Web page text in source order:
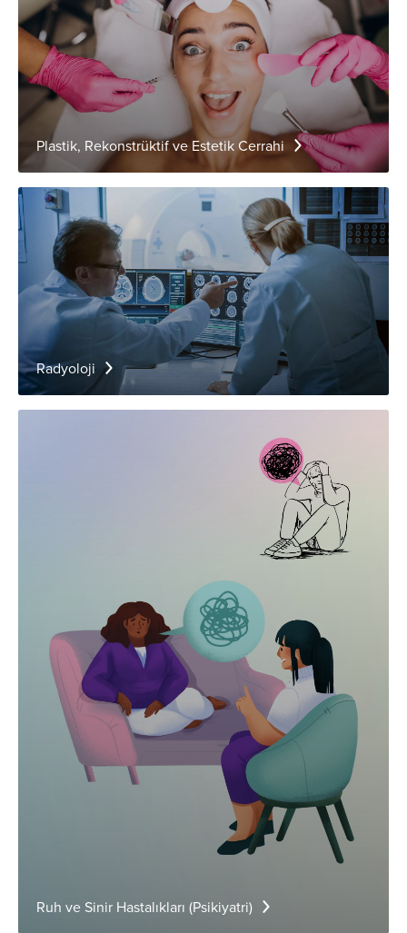
Plastik, Rekonstrüktif ve Estetik Cerrahi
Radyoloji
Ruh ve Sinir Hastalıkları (Psikiyatri)